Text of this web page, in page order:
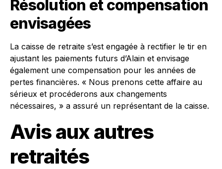
Résolution et compensation
envisagées
La caisse de retraite s’est engagée à rectifier le tir en
ajustant les paiements futurs d’Alain et envisage
également une compensation pour les années de
pertes financières. « Nous prenons cette affaire au
sérieux et procéderons aux changements
nécessaires, » a assuré un représentant de la caisse.
Avis aux autres
retraités